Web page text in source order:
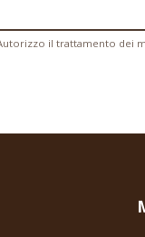
Autorizzo il trattamento dei